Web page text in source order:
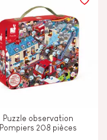
Puzzle observation
Pompiers 208 pièces